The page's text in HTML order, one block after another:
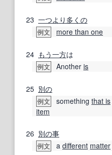
23 一つより多くの
例文 more than one
24 もう一方は
例文 Another is
25 別の
例文 something that is
item
26 別の事
例文 a different matter